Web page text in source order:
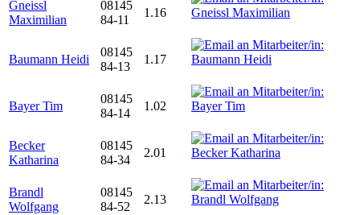
Gneissl
Maximilian
08145
84-11
1.16
Baumann Heidi
08145
84-13
1.17
Bayer Tim
08145
84-14
1.02
Becker
Katharina
08145
84-34
2.01
Brandl
Wolfgang
08145
84-52
2.13